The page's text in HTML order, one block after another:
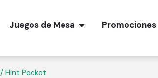
Juegos de Mesa Promociones
/ Hint Pocket